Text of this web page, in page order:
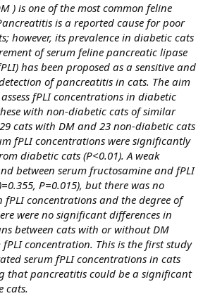
) is one of the most common feline
is a reported cause for poor
however, its prevalence in diabetic cats
of serum feline pancreatic lipase
has been proposed as a sensitive and
of pancreatitis in cats. The aim
fPLI concentrations in diabetic
with non-diabetic cats of similar
cats with DM and 23 non-diabetic cats
fPLI concentrations were significantly
diabetic cats (P<0.01). A weak
between serum fructosamine and fPLI
P=0.015), but there was no
fPLI concentrations and the degree of
were no significant differences in
between cats with or without DM
fPLI concentration. This is the first study
serum fPLI concentrations in cats
that pancreatitis could be a significant
cats.